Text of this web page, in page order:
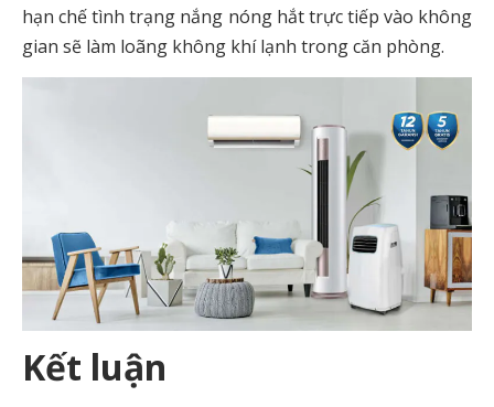
hạn chế tình trạng nắng nóng hắt trực tiếp vào không
gian sẽ làm loãng không khí lạnh trong căn phòng.
Kết luận